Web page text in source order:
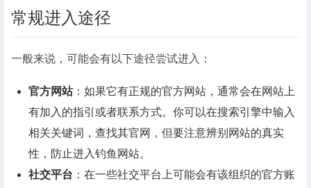
常规进入途径
一般来说，可能会有以下途径尝试进入：
官方网站：如果它有正规的官方网站，通常会在网站上
有加入的指引或者联系方式。你可以在搜索引擎中输入
相关关键词，查找其官网，但要注意辨别网站的真实
性，防止进入钓鱼网站。
社交平台 ：在一些社交平台上可能会有该组织的官方账